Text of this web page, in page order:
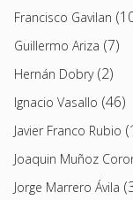
Francisco Gavilan
Guillermo Ariza (7)
Hernán Dobry(2)
Ignacio Vasallo (46)
Javier Franco Rubio
Joaquin Muñoz
Jorge Marrero Ávila